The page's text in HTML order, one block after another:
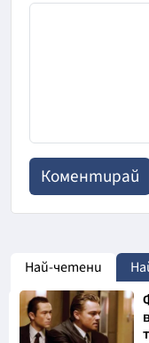
Най-четени